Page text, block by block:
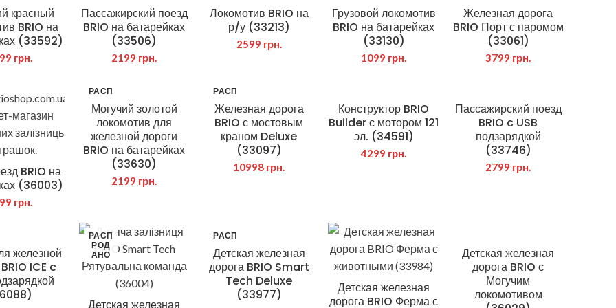
красный
BRIO на
(33592)
грн.
Пассажирский поезд
BRIO на батарейках
(33506)
2199 грн.
Локомотив BRIO на
р/у (33213)
2599 грн.
Грузовой локомотив
BRIO на батарейках
(33130)
1099 грн.
Железная дорога
BRIO Порт с паромом
(33061)
3799 грн.
BRIO на
(36003)
грн.
РАСП
АНО
Могучий золотой
локомотив для
железной дороги
BRIO на батарейках
(33630)
2199 грн.
РАСП
АНО
Железная дорога
BRIO с мостовым
краном Deluxe
(33097)
10998 грн.
Конструктор BRIO
Builder с мотором 121
эл. (34591)
4299 грн.
Пассажирский поезд
BRIO c USB
подзарядкой
(33746)
2799 грн.
железной
ICE c
РАСП
РОД
АНО
РАСП
АНО
Детская железная
дорога BRIO Smart
Tech Deluxe
(33977)
Детская железная
дорога BRIO Ферма с
Детская железная
дорога BRIO с
Могучим
локомотивом
ТОВАРОВ
малышей
ИНФОРМАЦИЯ
Доставка
Сертификаты
Договор публичной оферты
+380930390304
Прием заказов через сайт
круглосуточно